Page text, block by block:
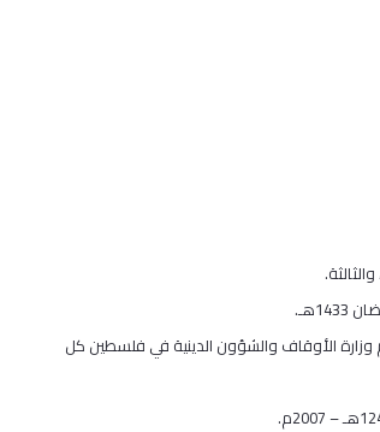
وزارة الأوقاف والشؤون الدينية في فلسطين كل